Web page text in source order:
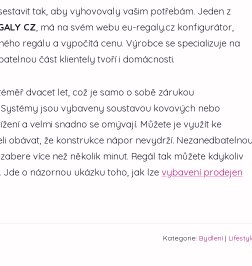
tak, aby vyhovovaly vašim potřebám. Jeden z
CZ , má na svém webu eu-regaly.cz konfigurátor,
regálu a vypočítá cenu. Výrobce se specializuje na
část klientely tvoří i domácnosti.
dvacet let, což je samo o sobě zárukou
jsou vybaveny soustavou kovových nebo
a velmi snadno se omývají. Můžete je využít ke
obávat, že konstrukce nápor nevydrží. Nezanedbatelnou
více než několik minut. Regál tak můžete kdykoliv
o názornou ukázku toho, jak lze vybavení prodejen
Kategorie: Bydlení |